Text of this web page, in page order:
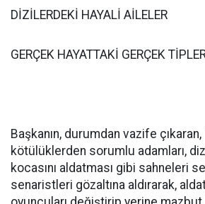
DİZİLERDEKİ HAYALİ AİLELER
GERÇEK HAYATTAKİ GERÇEK
Başkanın, durumdan vazife çıkaran,
kötülüklerden sorumlu adamları,
kocasını aldatması gibi sahneleri
senaristleri gözaltına aldırarak,